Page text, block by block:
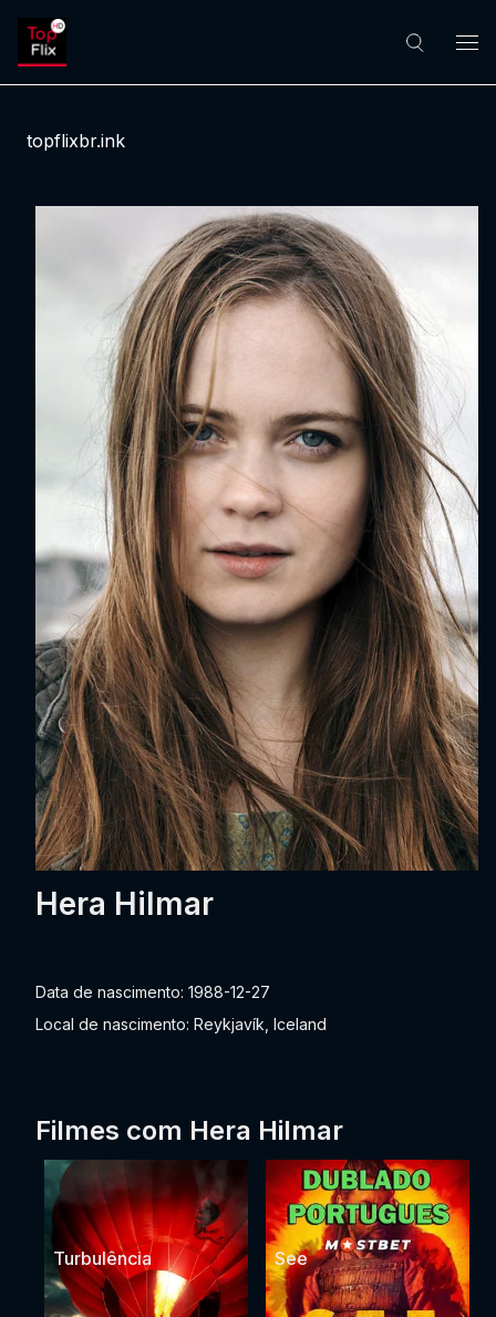
topflixbr.ink
Hera Hilmar
Data de nascimento: 1988-12-27
Local de nascimento: Reykjavík, Iceland
Filmes com Hera Hilmar
Turbulência See